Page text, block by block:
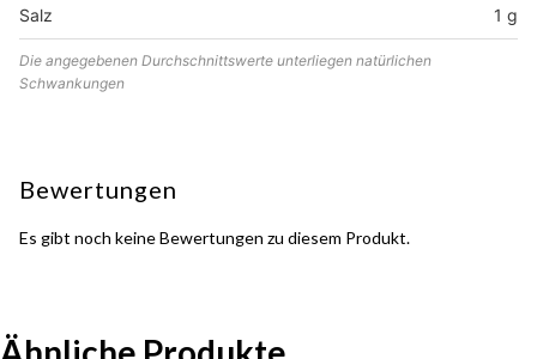
Salz 1 g
Die angegebenen Durchschnittswerte unterliegen natürlichen
Schwankungen
Bewertungen
Es gibt noch keine Bewertungen zu diesem Produkt.